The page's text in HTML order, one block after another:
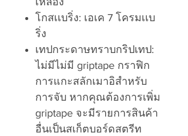
โกสเเบริ่ง: เอเค 7 โครมเเบ
ริ่ง
เทปกระดาษทราบกริปเทป:
ไม่มีไม่มี griptape กราฟิก
การแกะสลักเมาอิสำหรับ
การจับ หากคุณต้องการเพิ่ม
griptape จะมีรายการสินค้า
อื่นเป็นสเก็ตบอร์ดสตรีท